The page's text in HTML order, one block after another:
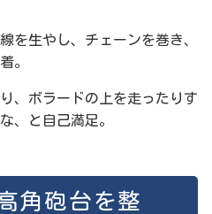
を生やし、チェーンを巻き、
。
、ボラードの上を走ったりす
、と自己満足。
角砲台を整